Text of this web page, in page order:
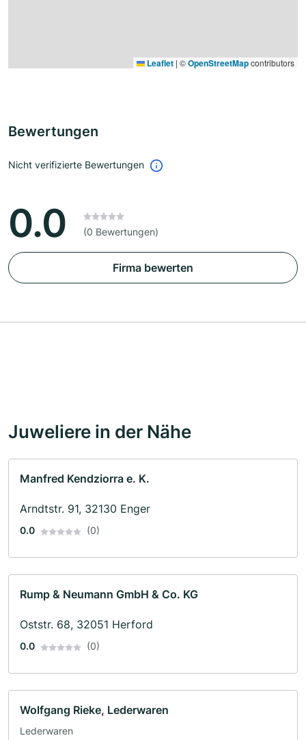
Leaflet | ©OpenStreetMapcontributors
Bewertungen
Nicht verifizierte Bewertungen
0.0 (0 Bewertungen)
Firma bewerten
Juweliere in der Nähe
Manfred Kendziorra e. K.
Arndtstr. 91, 32130 Enger
0.0 (0)
Rump & Neumann GmbH & Co. KG
Oststr. 68, 32051 Herford
0.0 (0)
Wolfgang Rieke, Lederwaren
Lederwaren